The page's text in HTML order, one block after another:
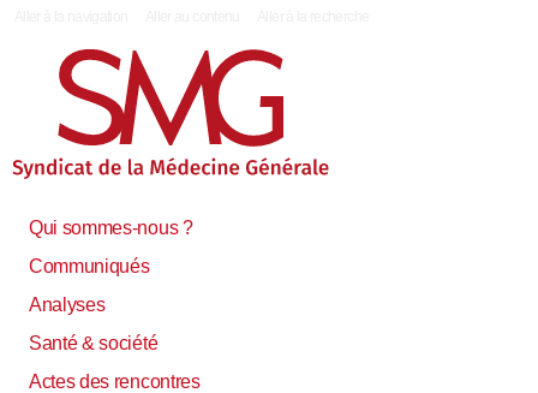
Qui sommes-nous ?
Communiqués
Analyses
Santé & société
Actes des rencontres